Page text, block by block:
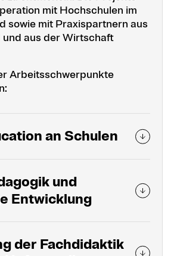
mit Hochschulen im
sowie mit Praxispartnern aus
aus der Wirtschaft
Arbeitsschwerpunkte
an Schulen
und
Entwicklung
der Fachdidaktik